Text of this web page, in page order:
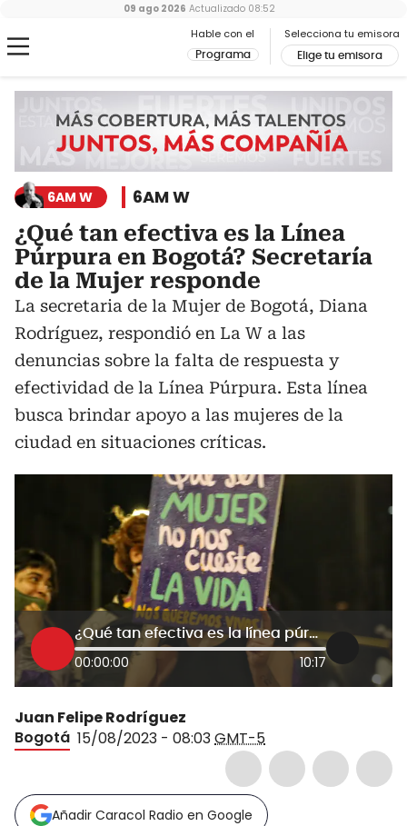
Hable con el
Programa
Selecciona tu emisora
Elige tu emisora
09 ago 2026 Actualizado 08:52
6AM W 6AM W
¿Qué tan efectiva es la Línea
Púrpura en Bogotá? Secretaría
de la Mujer responde
La secretaria de la Mujer de Bogotá, Diana
Rodríguez, respondió en La W a las
denuncias sobre la falta de respuesta y
efectividad de la Línea Púrpura. Esta línea
busca brindar apoyo a las mujeres de la
ciudad en situaciones críticas.
¿Qué tan efectiva es la línea púrpura en Bogotá?: Secretaria de la Mujer responde
00:00:00 10:17
Juan Felipe Rodríguez
Bogotá 15/08/2023 - 08:03GMT-5
Añadir Caracol Radio en Google